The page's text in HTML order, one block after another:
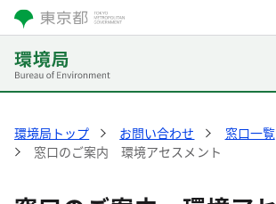
環境局トップ お問い合わせ
窓口一覧
窓口のご案内 環境アセスメント